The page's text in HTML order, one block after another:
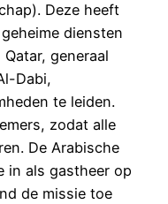
Deze heeft
diensten
generaal
Dabi,
te leiden.
zodat alle
De Arabische
in als gastheer op
de missie toe